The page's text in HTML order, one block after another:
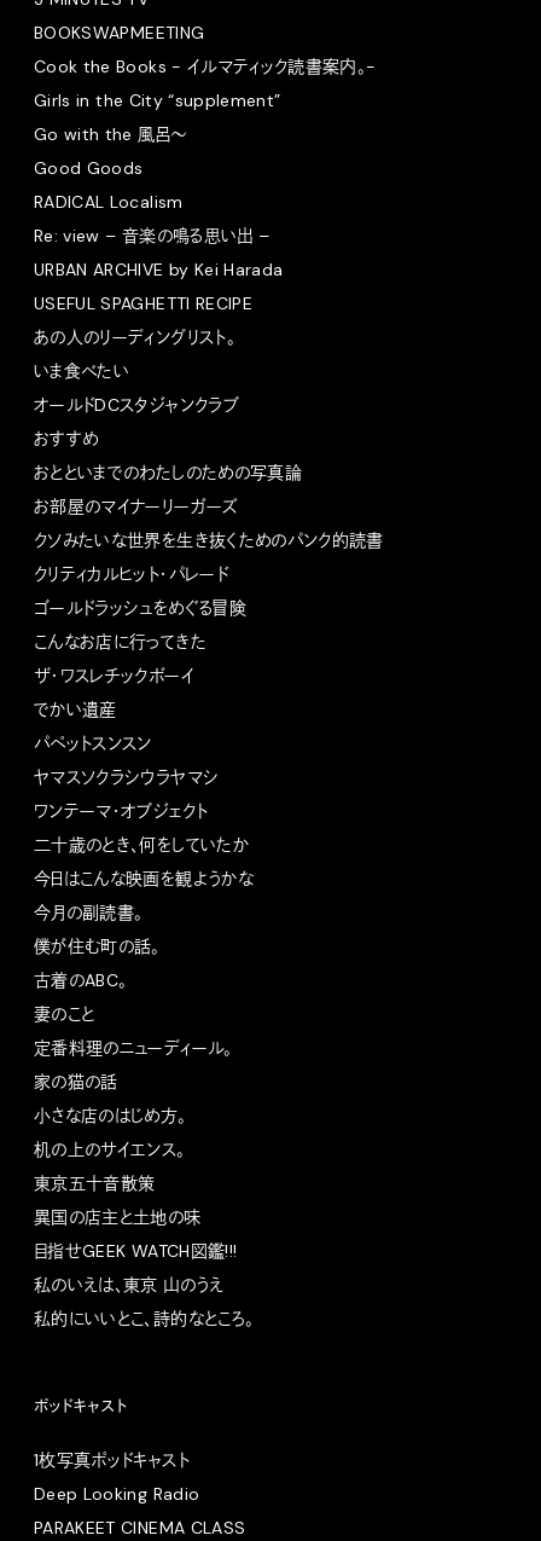
BOOKSWAPMEETING
Cook the Books - イルマティック読書案内。-
Girls in the City “supplement”
Go with the 風呂〜
Good Goods
RADICAL Localism
Re: view – 音楽の鳴る思い出 –
URBAN ARCHIVE by Kei Harada
USEFUL SPAGHETTI RECIPE
あの人のリーディングリスト。
いま食べたい
オールドDCスタジャンクラブ
おすすめ
おとといまでのわたしのための写真論
お部屋のマイナーリーガーズ
クソみたいな世界を生き抜くためのパンク的読書
クリティカルヒット・パレード
ゴールドラッシュをめぐる冒険
こんなお店に行ってきた
ザ・ワスレチックボーイ
でかい遺産
パペットスンスン
ヤマスソクラシウラヤマシ
ワンテーマ・オブジェクト
二十歳のとき、何をしていたか
今日はこんな映画を観ようかな
今月の副読書。
僕が住む町の話。
古着のABC。
妻のこと
定番料理のニューディール。
家の猫の話
小さな店のはじめ方。
机の上のサイエンス。
東京五十音散策
異国の店主と土地の味
目指せGEEK WATCH図鑑!!!
私のいえは、東京 山のうえ
私的にいいとこ、詩的なところ。
ポッドキャスト
1枚写真ポッドキャスト
Deep Looking Radio
PARAKEET CINEMA CLASS